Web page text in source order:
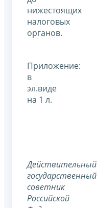
нижестоящих
налоговых
органов.
Приложение:
в
эл.виде
на 1 л.
Действительный
государственный
советник
Российской